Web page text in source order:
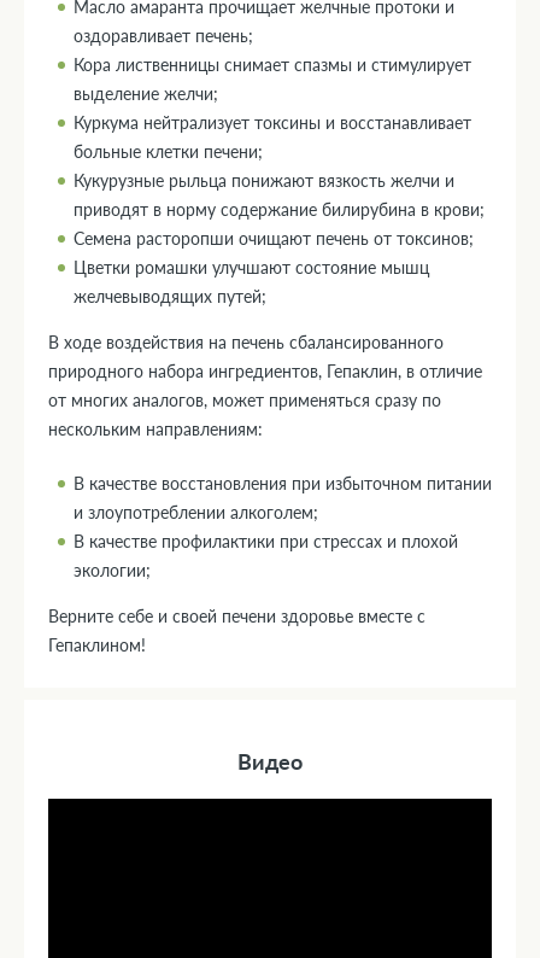
Масло амаранта прочищает желчные протоки и
оздоравливает печень;
Кора лиственницы снимает спазмы и стимулирует
выделение желчи;
Куркума нейтрализует токсины и восстанавливает
больные клетки печени;
Кукурузные рыльца понижают вязкость желчи и
приводят в норму содержание билирубина в крови;
Семена расторопши очищают печень от токсинов;
Цветки ромашки улучшают состояние мышц
желчевыводящих путей;
В ходе воздействия на печень сбалансированного
природного набора ингредиентов, Гепаклин, в отличие
от многих аналогов, может применяться сразу по
нескольким направлениям:
В качестве восстановления при избыточном питании
и злоупотреблении алкоголем;
В качестве профилактики при стрессах и плохой
экологии;
Верните себе и своей печени здоровье вместе с
Гепаклином!
Видео